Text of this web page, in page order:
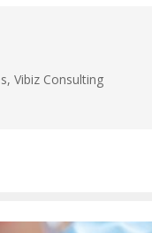
Vibiz Consulting